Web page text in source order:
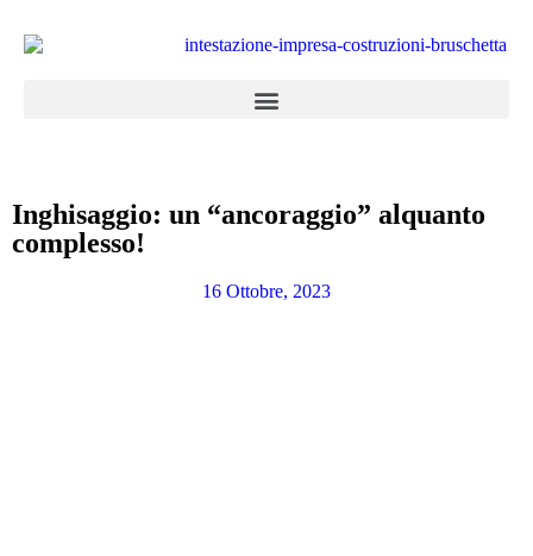
Inghisaggio: un “ancoraggio” alquanto
complesso!
16 Ottobre, 2023